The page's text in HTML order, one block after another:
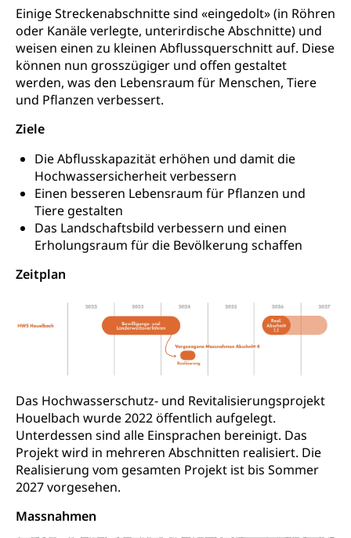
Einige Streckenabschnitte sind «eingedolt» (in Röhren
oder Kanäle verlegte, unterirdische Abschnitte) und
weisen einen zu kleinen Abflussquerschnitt auf. Diese
können nun grosszügiger und offen gestaltet
werden, was den Lebensraum für Menschen, Tiere
und Pflanzen verbessert.
Ziele
Die Abflusskapazität erhöhen und damit die
Hochwassersicherheit verbessern
Einen besseren Lebensraum für Pflanzen und
Tiere gestalten
Das Landschaftsbild verbessern und einen
Erholungsraum für die Bevölkerung schaffen
Zeitplan
Das Hochwasserschutz- und Revitalisierungsprojekt
Houelbach wurde 2022 öffentlich aufgelegt.
Unterdessen sind alle Einsprachen bereinigt. Das
Projekt wird in mehreren Abschnitten realisiert. Die
Realisierung vom gesamten Projekt ist bis Sommer
2027 vorgesehen.
Massnahmen
Polizei
Versorgung
Vorratshaltung, Vorrat
Wasserversorgung
Waffen
Waffentragen, Selbstverteidigung
Waffen, Sprengstoffe und Pyrotechnik
Zivildienst
Militärdienst
Bundesamt für Zivildienst ZIVI
Erwerbsausfallentschädigung (WAS Luzern)
Zivilschutz
Schutzdienstpflicht, Schutzraum,
Staat und Recht
Gleichstellung von Frau und Mann
Diskriminierung, Gleichstellungsbüro, Mobbing
Gleichstellung aller Geschlechter und
Lebensformen
Gleichstellung Menschen mit
Schlichtungsbehörde Gleichstellung
Zivilverfahren
Zivilrecht, Zivilrechtspflege, Gerichtsverfahren
Bezirksgerichte: Aufgaben und Verfahren
Betreibung und Konkurs
Bankrott, Schulden, Zahlungsunfähigkeit, Pfändung